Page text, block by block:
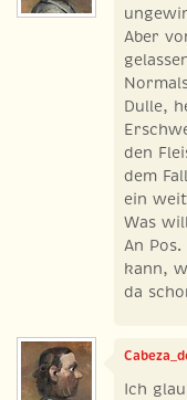
Aber
Dulle,
den
dem
ein
Was
An
kann,
da
Ich